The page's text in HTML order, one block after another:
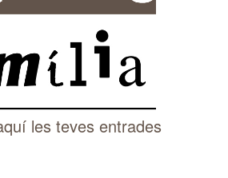
les teves entrades